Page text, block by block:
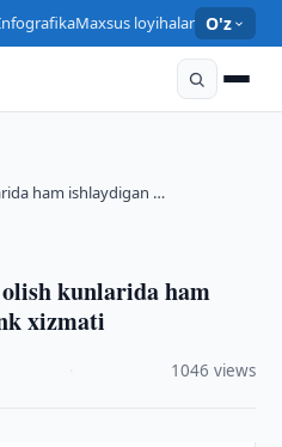
Maxsus loyihalar O'z
ham ishlaydigan …
kunlarida ham
xizmati
1046 views